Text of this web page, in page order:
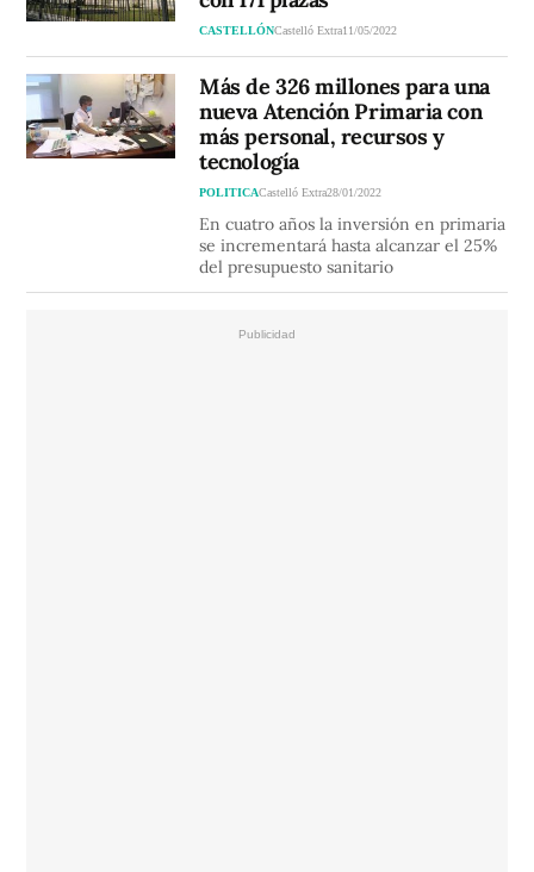
CASTELLÓNCastelló Extra11/05/2022
Más de 326 millones para una
nueva Atención Primaria con
más personal, recursos y
tecnología
POLITICACastelló Extra28/01/2022
En cuatro años la inversión en primaria
se incrementará hasta alcanzar el 25%
del presupuesto sanitario